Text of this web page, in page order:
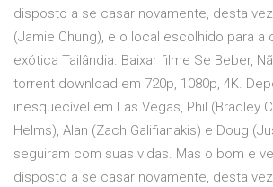
disposto a se casar novamente, desta
(Jamie Chung), e o local escolhido para a
exótica Tailândia. Baixar filme Se Beber,
torrent download em 720p, 1080p, 4K.
inesquecível em Las Vegas, Phil (Bradley
Helms), Alan (Zach Galifianakis) e Doug
seguiram com suas vidas. Mas o bom e
disposto a se casar novamente, desta